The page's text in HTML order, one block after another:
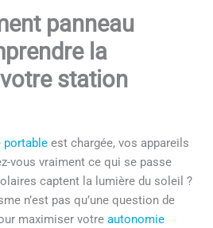
panneau
la
station
portable est chargée, vos appareils
vous vraiment ce qui se passe
captent la lumière du soleil ?
n’est pas qu’une question de
maximiser votreautonomie